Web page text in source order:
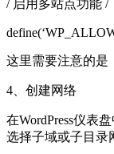
/ 启用多站点功能 /
这里需要注意的是
4、创建网络
在WordPress仪表
选择子域或子目录